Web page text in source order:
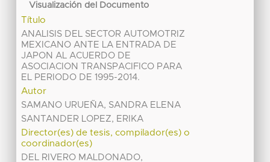
Visualización del Documento
Título
ANALISIS DEL SECTOR AUTOMOTRIZ
MEXICANO ANTE LA ENTRADA DE
JAPON AL ACUERDO DE
ASOCIACION TRANSPACIFICO PARA
EL PERIODO DE 1995-2014.
Autor
SAMANO URUEÑA, SANDRA ELENA
SANTANDER LOPEZ, ERIKA
Director(es) de tesis, compilador(es) o
coordinador(es)
DEL RIVERO MALDONADO,